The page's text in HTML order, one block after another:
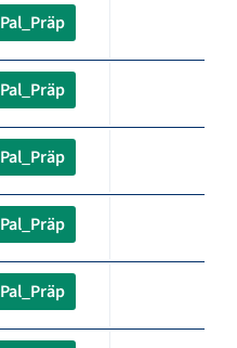
Pal_Präp
Pal_Präp
Pal_Präp
Pal_Präp
Pal_Präp